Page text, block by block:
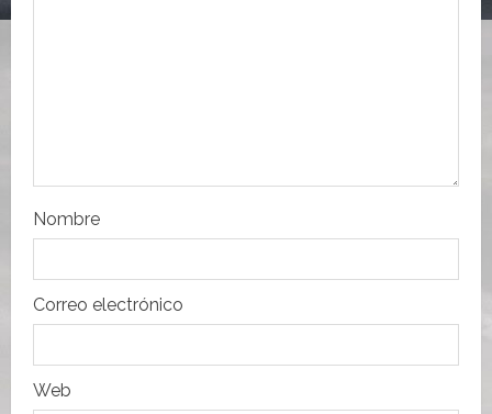
r
a
d
a
s
Nombre
Correo electrónico
Web